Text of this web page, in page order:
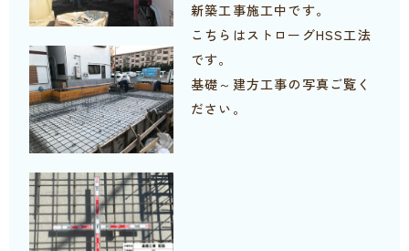
新築工事施工中です。
こちらはストローグHSS工法
です。
基礎～建方工事の写真ご覧く
ださい。